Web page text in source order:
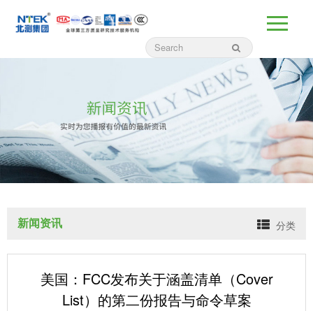
新闻资讯 分类
美国：FCC发布关于涵盖清单（Cover
List）的第二份报告与命令草案